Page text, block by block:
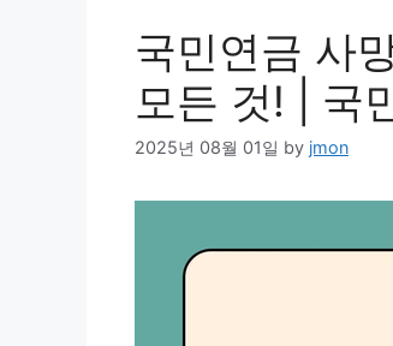
국민연금 사
모든 것! | 국
2025년 08월 01일 by jmon